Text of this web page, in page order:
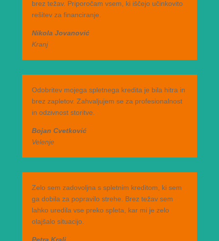
brez težav. Priporočam vsem, ki iščejo učinkovito
rešitev za financiranje.
Nikola Jovanović
Kranj
Odobritev mojega spletnega kredita je bila hitra in
brez zapletov. Zahvaljujem se za profesionalnost
in odzivnost storitve.
Bojan Cvetković
Velenje
Zelo sem zadovoljna s spletnim kreditom, ki sem
ga dobila za popravilo strehe. Brez težav sem
lahko uredila vse preko spleta, kar mi je zelo
olajšalo situacijo.